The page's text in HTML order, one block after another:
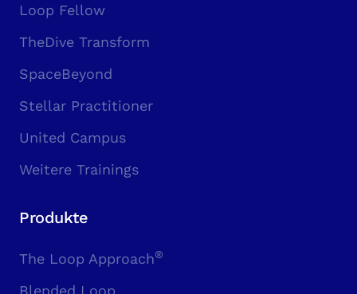
Loop Fellow
TheDive Transform
SpaceBeyond
Stellar Practitioner
United Campus
Weitere Trainings
Produkte
The Loop Approach®
Blended Loop